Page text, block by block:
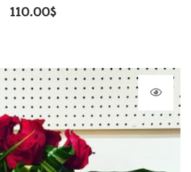
110.00$